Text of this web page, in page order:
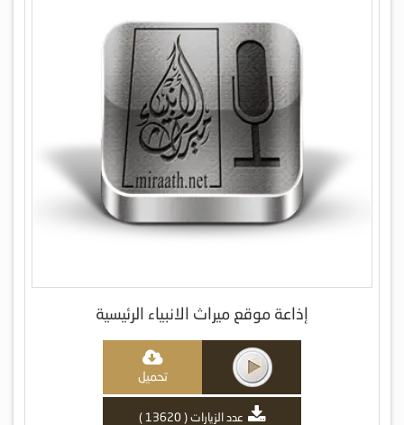
إذاعة موقع ميراث الانبياء الرئيسية
تحميل
عدد الزيارات ( 13620 )